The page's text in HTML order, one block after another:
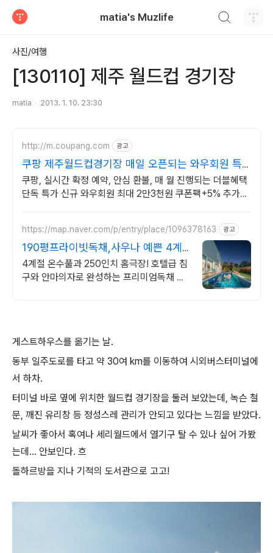
matia's Muzlife
사진/여행
[130110] 제주 월드컵 경기장
matia 2013. 1. 10. 23:30
http://m.coupang.com 광고
쿠팡 제주월드컵경기장 매일 오픈되는 와우회원 특
가
쿠팡, 실시간 확정 예약, 안심 환불, 매 월 진행되는 더블혜택
단독 특가 신규 와우회원 최대 2만3천원 쿠폰팩+5% 추가적
https://map.naver.com/p/entry/place/1096378163 광고
190평프라이빗독채,사우나 예쁜 4계
절 온수수영장 힐링
4계절 온수풀과 250인치 홈극장! 호텔급 침
구와 안마의자로 완성하는 프리미엄독채 별
게스트하우스를 옮기는 날.
동부 일주도로를 타고 약 30여 km를 이동하여 시외버스터미널에
서 하차.
터미널 바로 옆에 위치한 월드컵 경기장을 둘러 보았는데, 녹슨 철
문, 깨진 유리창 등 정성스레 관리가 안되고 있다는 느낌을 받았다.
날씨가 좋아서 혹여나 세리월드에서 열기구 탈 수 있나 싶어 가봤
는데... 안보인다. 흐
돌하르방을 지나 기적의 도서관으로 고고!